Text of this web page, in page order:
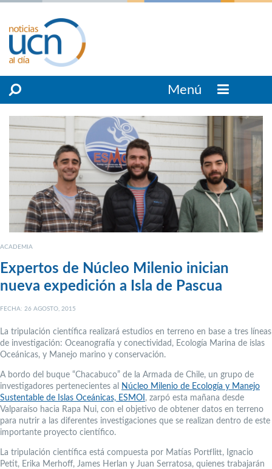
Menú
ACADEMIA
Expertos de Núcleo Milenio inician
nueva expedición a Isla de Pascua
FECHA: 26 AGOSTO, 2015
La tripulación científica realizará estudios en terreno en base a tres líneas
de investigación: Oceanografía y conectividad, Ecología Marina de islas
Oceánicas, y Manejo marino y conservación.
A bordo del buque “Chacabuco” de la Armada de Chile, un grupo de
investigadores pertenecientes al
Núcleo Milenio de Ecología y Manejo
Sustentable de Islas Oceánicas, ESMOI , zarpó esta mañana desde
Valparaíso hacia Rapa Nui, con el objetivo de obtener datos en terreno
para nutrir a las diferentes investigaciones que se realizan dentro de este
importante proyecto científico.
La tripulación científica está compuesta por Matías Portflitt, Ignacio
Petit, Erika Merhoff, James Herlan y Juan Serratosa, quienes trabajarán